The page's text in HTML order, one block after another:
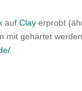
auf Clayerprobt
mit gehärtet werden.